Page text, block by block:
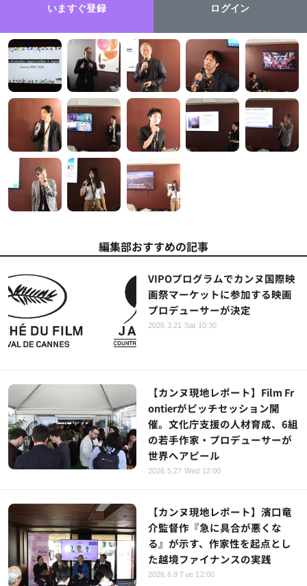
いますぐ登録 ログイン
編集部おすすめの記事
VIPOプログラムでカンヌ国際映
画祭マーケットに参加する映画
プロデューサーが決定
2026.3.21 Sat 10:30
【カンヌ現地レポート】Film Fr
ontierがピッチセッション開
催。文化庁支援の人材育成、6組
の若手作家・プロデューサーが
世界へアピール
2026.5.27 Wed 12:00
【カンヌ現地レポート】濱口竜
介監督作『急に具合が悪くな
る』が示す、作家性を起点とし
た越境ファイナンスの実践
2026.6.9 Tue 12:00